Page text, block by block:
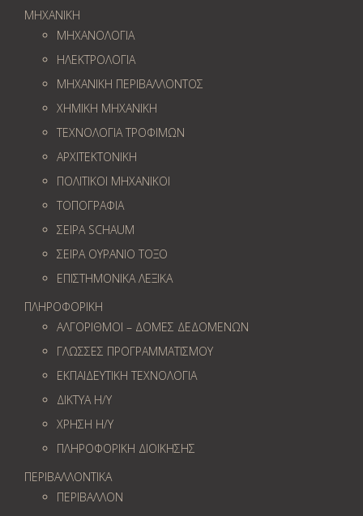
ΜΗΧΑΝΙΚΗ
ΜΗΧΑΝΟΛΟΓΙΑ
ΗΛΕΚΤΡΟΛΟΓΙΑ
ΜΗΧΑΝΙΚΗ ΠΕΡΙΒΑΛΛΟΝΤΟΣ
ΧΗΜΙΚΗ ΜΗΧΑΝΙΚΗ
ΤΕΧΝΟΛΟΓΙΑ ΤΡΟΦΙΜΩΝ
ΑΡΧΙΤΕΚΤΟΝΙΚΗ
ΠΟΛΙΤΙΚΟΙ ΜΗΧΑΝΙΚΟΙ
ΤΟΠΟΓΡΑΦΙΑ
ΣΕΙΡΑ SCHAUM
ΣΕΙΡΑ ΟΥΡΑΝΙΟ ΤΟΞΟ
ΕΠΙΣΤΗΜΟΝΙΚΑ ΛΕΞΙΚΑ
ΠΛΗΡΟΦΟΡΙΚΗ
ΑΛΓΟΡΙΘΜΟΙ – ΔΟΜΕΣ ΔΕΔΟΜΕΝΩΝ
ΓΛΩΣΣΕΣ ΠΡΟΓΡΑΜΜΑΤΙΣΜΟΥ
ΕΚΠΑΙΔΕΥΤΙΚΗ ΤΕΧΝΟΛΟΓΙΑ
ΔΙΚΤΥΑ Η/Υ
ΧΡΗΣΗ Η/Υ
ΠΛΗΡΟΦΟΡΙΚΗ ΔΙΟΙΚΗΣΗΣ
ΠΕΡΙΒΑΛΛΟΝΤΙΚΑ
ΠΕΡΙΒΑΛΛΟΝ